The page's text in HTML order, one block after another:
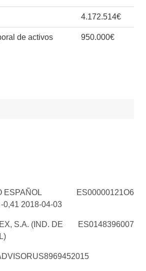
4.172.514€
de activos 950.000€
ESPAÑOL
0,41 2018-04-03
ES00000121O6
S.A. (IND. DE
ES0148396007
US8969452015